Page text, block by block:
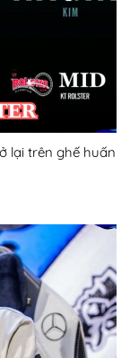
lại trên ghế huấn